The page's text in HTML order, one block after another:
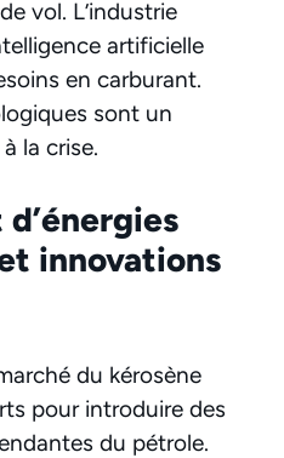
vol. L’industrie
artificielle
en carburant.
sont un
la crise.
innovations
du kérosène
pour introduire des
du pétrole.